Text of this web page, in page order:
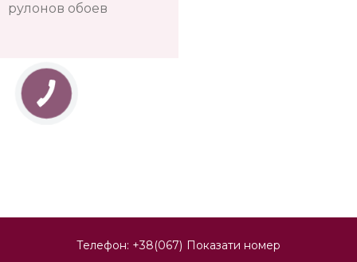
рулонов обоев
Телефон: +38(067) Показати номер